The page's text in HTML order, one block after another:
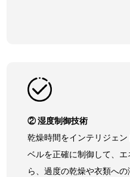
② 湿度制御技術
乾燥時間をインテリジェ
ベルを正確に制御して、
ら、過度の乾燥や衣類への